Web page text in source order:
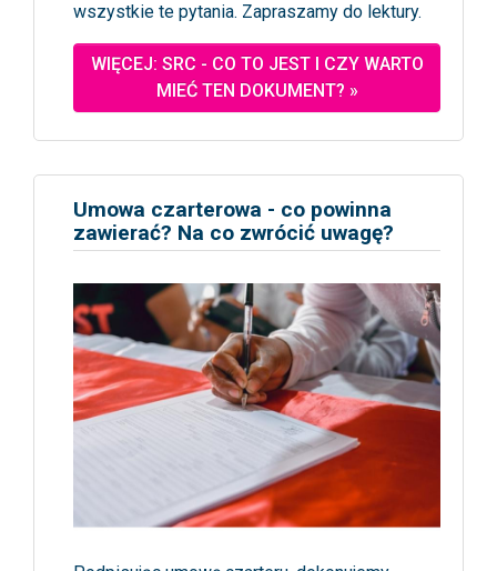
wszystkie te pytania. Zapraszamy do lektury.
WIĘCEJ: SRC - CO TO JEST I CZY WARTO
MIEĆ TEN DOKUMENT? »
Umowa czarterowa - co powinna
zawierać? Na co zwrócić uwagę?